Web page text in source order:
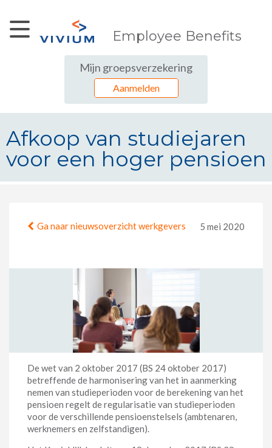
Employee Benefits
Mijn groepsverzekering
Aanmelden
Afkoop van studiejaren
voor een hoger pensioen
Ga naar nieuwsoverzicht werkgevers 5 mei 2020
De wet van 2 oktober 2017 (BS 24 oktober 2017)
betreffende de harmonisering van het in aanmerking
nemen van studieperioden voor de berekening van het
pensioen regelt de regularisatie van studieperioden
voor de verschillende pensioenstelsels (ambtenaren,
werknemers en zelfstandigen).